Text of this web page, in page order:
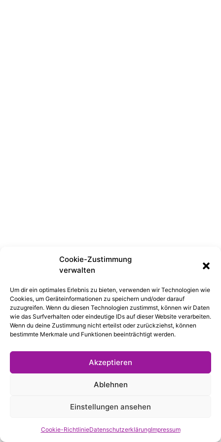
Cookie-Zustimmung
verwalten
Um dir ein optimales Erlebnis zu bieten, verwenden wir Technologien wie
Cookies, um Geräteinformationen zu speichern und/oder darauf
zuzugreifen. Wenn du diesen Technologien zustimmst, können wir Daten
wie das Surfverhalten oder eindeutige IDs auf dieser Website verarbeiten.
Wenn du deine Zustimmung nicht erteilst oder zurückziehst, können
bestimmte Merkmale und Funktionen beeinträchtigt werden.
Akzeptieren
Ablehnen
Einstellungen ansehen
Cookie-RichtlinieDatenschutzerklärungImpressum